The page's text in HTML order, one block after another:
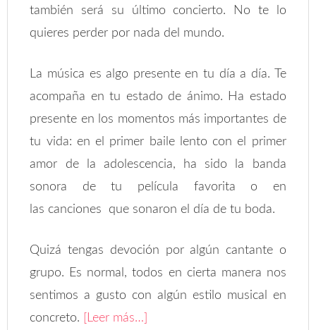
también será su último concierto. No te lo
quieres perder por nada del mundo.
La música es algo presente en tu día a día. Te
acompaña en tu estado de ánimo. Ha estado
presente en los momentos más importantes de
tu vida: en el primer baile lento con el primer
amor de la adolescencia, ha sido la banda
sonora de tu película favorita o en
las canciones que sonaron el día de tu boda.
Quizá tengas devoción por algún cantante o
grupo. Es normal, todos en cierta manera nos
sentimos a gusto con algún estilo musical en
concreto.
[Leer más…]